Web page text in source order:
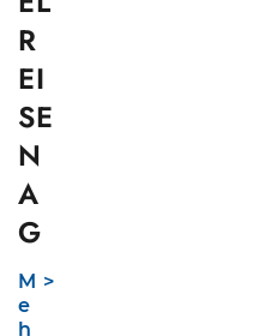
R
EI
SE
N
A
G
M
e
h